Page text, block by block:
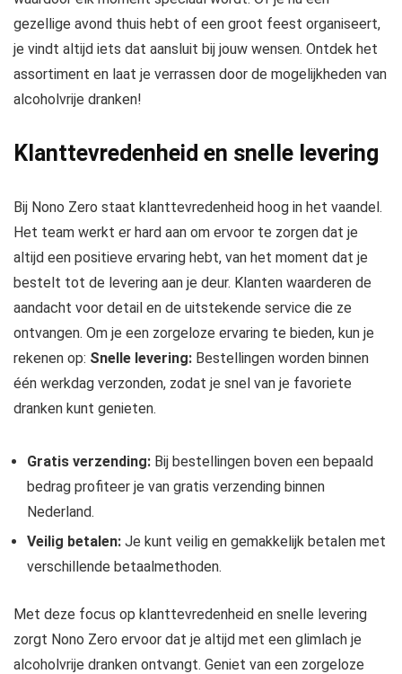
gezellige avond thuis hebt of een groot feest organiseert,
je vindt altijd iets dat aansluit bij jouw wensen. Ontdek het
assortiment en laat je verrassen door de mogelijkheden van
alcoholvrije dranken!
Klanttevredenheid en snelle levering
Bij Nono Zero staat klanttevredenheid hoog in het vaandel.
Het team werkt er hard aan om ervoor te zorgen dat je
altijd een positieve ervaring hebt, van het moment dat je
bestelt tot de levering aan je deur. Klanten waarderen de
aandacht voor detail en de uitstekende service die ze
ontvangen. Om je een zorgeloze ervaring te bieden, kun je
rekenen op: Snelle levering: Bestellingen worden binnen
één werkdag verzonden, zodat je snel van je favoriete
dranken kunt genieten.
Gratis verzending: Bij bestellingen boven een bepaald
bedrag profiteer je van gratis verzending binnen
Nederland.
Veilig betalen: Je kunt veilig en gemakkelijk betalen met
verschillende betaalmethoden.
Met deze focus op klanttevredenheid en snelle levering
zorgt Nono Zero ervoor dat je altijd met een glimlach je
alcoholvrije dranken ontvangt. Geniet van een zorgeloze